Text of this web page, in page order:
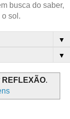
busca do saber,
sol.
▼
▼
REFLEXÃO.